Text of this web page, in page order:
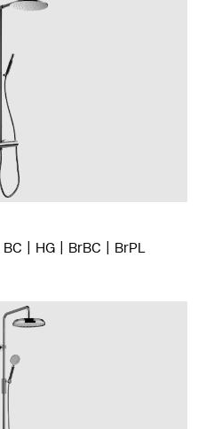
BC HG BrBC BrPL